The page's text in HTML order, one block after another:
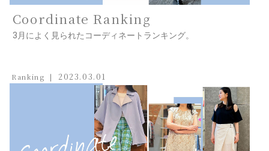
Coordinate Ranking
3月によく見られたコーディネートランキング。
Ranking 2023.03.01